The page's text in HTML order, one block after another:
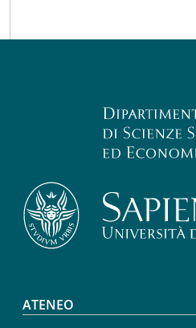
Footer menu
ATENEO